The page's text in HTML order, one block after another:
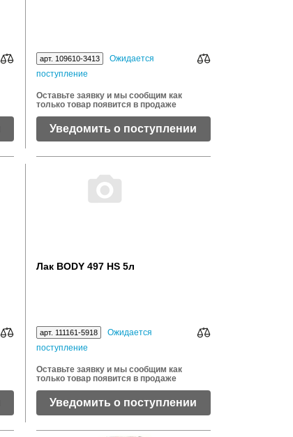
арт. 109610-3413
Ожидается
поступление
Оставьте заявку и мы сообщим как
только товар появится в продаже
Уведомить о поступлении
Лак BODY 497 НS 5л
арт. 111161-5918
Ожидается
поступление
Оставьте заявку и мы сообщим как
только товар появится в продаже
Уведомить о поступлении